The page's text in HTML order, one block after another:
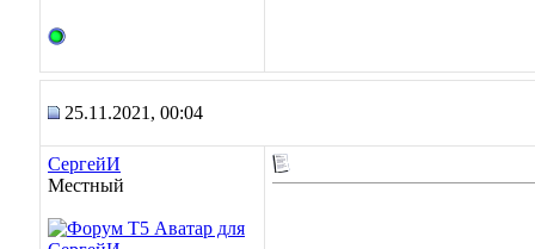
25.11.2021, 00:04
СергейИ
Местный